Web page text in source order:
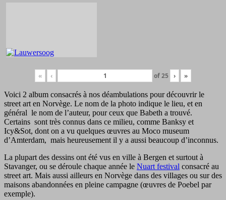
« ‹ of25 › »
Voici 2 album consacrés à nos déambulations pour découvrir le
street art en Norvège. Le nom de la photo indique le lieu, et en
général le nom de l’auteur, pour ceux que Babeth a trouvé.
Certains sont très connus dans ce milieu, comme Banksy et
Icy&Sot, dont on a vu quelques œuvres au Moco museum
d’Amterdam, mais heureusement il y a aussi beaucoup d’inconnus.
La plupart des dessins ont été vus en ville à Bergen et surtout à
Stavanger, ou se déroule chaque année le Nuart festival consacré au
street art. Mais aussi ailleurs en Norvège dans des villages ou sur des
maisons abandonnées en pleine campagne (œuvres de Poebel par
exemple).